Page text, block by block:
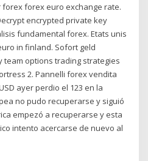
forex euro exchange rate.
encrypted private key
fundamental forex. Etats unis
in finland. Sofort geld
team options trading strategies
2. Pannelli forex vendita
ayer perdio el 123 en la
no pudo recuperarse y siguió
empezó a recuperarse y esta
intento acercarse de nuevo al